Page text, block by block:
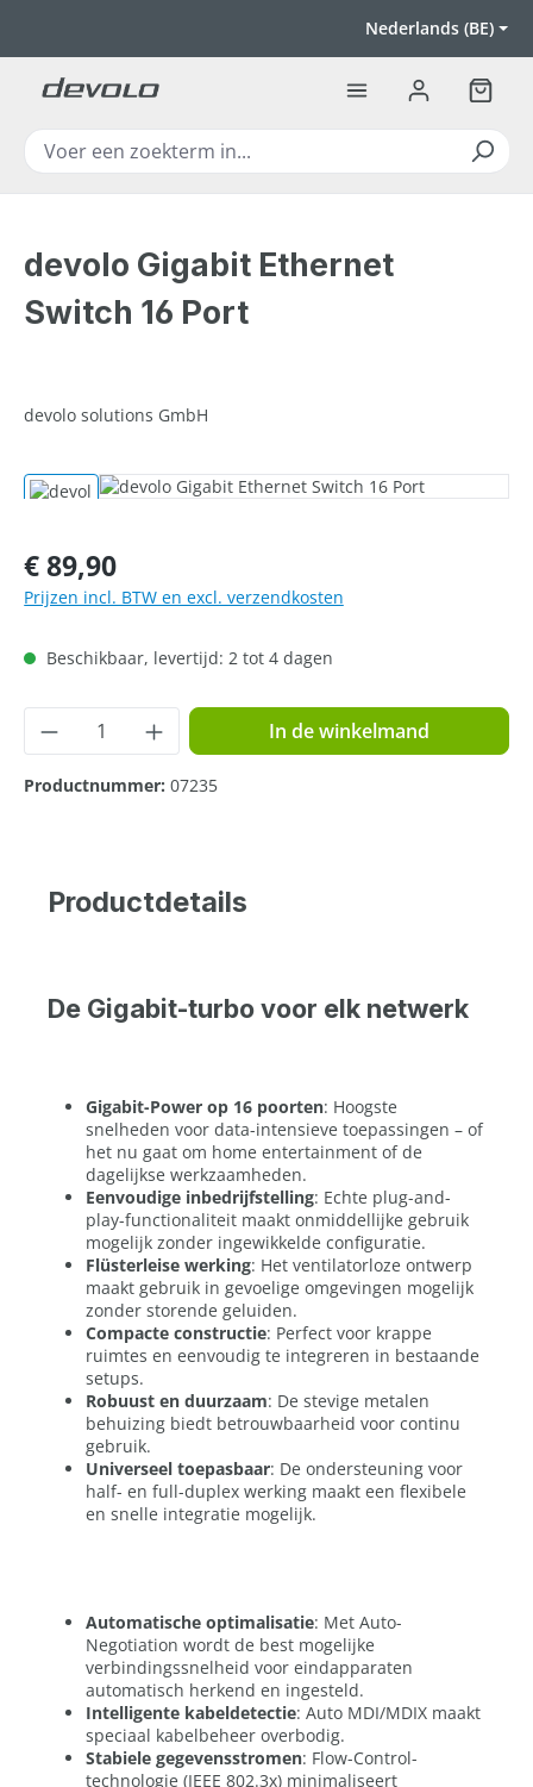
Nederlands (BE)
devolo Gigabit Ethernet
Switch 16 Port
devolo solutions GmbH
Afbeeldingengalerij overslaan
Normale prijs:
€ 89,90
Prijzen incl. BTW en excl. verzendkosten
Beschikbaar, levertijd: 2 tot 4 dagen
Producthoeveelheid: Voer de gewenste
In de winkelmand
Productnummer: 07235
Productdetails
De Gigabit-turbo voor elk netwerk
Gigabit-Power op 16 poorten: Hoogste
snelheden voor data-intensieve toepassingen – of
het nu gaat om home entertainment of de
dagelijkse werkzaamheden.
Eenvoudige inbedrijfstelling: Echte plug-and-
play-functionaliteit maakt onmiddellijke gebruik
mogelijk zonder ingewikkelde configuratie.
Flüsterleise werking: Het ventilatorloze ontwerp
maakt gebruik in gevoelige omgevingen mogelijk
zonder storende geluiden.
Compacte constructie: Perfect voor krappe
ruimtes en eenvoudig te integreren in bestaande
setups.
Robuust en duurzaam: De stevige metalen
behuizing biedt betrouwbaarheid voor continu
gebruik.
Universeel toepasbaar: De ondersteuning voor
half- en full-duplex werking maakt een flexibele
en snelle integratie mogelijk.
Automatische optimalisatie: Met Auto-
Negotiation wordt de best mogelijke
verbindingssnelheid voor eindapparaten
automatisch herkend en ingesteld.
Intelligente kabeldetectie: Auto MDI/MDIX maakt
speciaal kabelbeheer overbodig.
Stabiele gegevensstromen: Flow-Control-
technologie (IEEE 802.3x) minimaliseert